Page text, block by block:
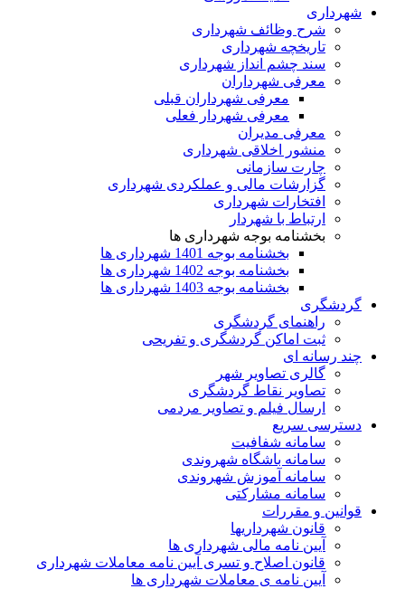
شهرداری
شرح وظائف شهرداری
تاریخچه شهرداری
سند چشم انداز شهرداری
معرفی شهرداران
معرفی شهرداران قبلی
معرفی شهردار فعلی
معرفی مدیران
منشور اخلاقی شهرداری
چارت سازمانی
گزارشات مالی و عملکردی شهرداری
افتخارات شهرداری
ارتباط با شهردار
بخشنامه بوجه شهرداری ها
بخشنامه بوجه 1401 شهرداری ها
بخشنامه بوجه 1402 شهرداری ها
بخشنامه بوجه 1403 شهرداری ها
گردشگری
راهنمای گردشگری
ثبت اماکن گردشگری و تفریحی
چند رسانه ای
گالری تصاویر شهر
تصاویر نقاط گردشگری
ارسال فیلم و تصاویر مردمی
دسترسی سریع
سامانه شفافیت
سامانه باشگاه شهروندی
سامانه آموزش شهروندی
سامانه مشارکتی
قوانین و مقررات
قانون شهرداریها
آیین نامه مالی شهرداری ها
قانون اصلاح و تسری آیین نامه معاملات شهرداری
آیین نامه ی معاملات شهرداری ها